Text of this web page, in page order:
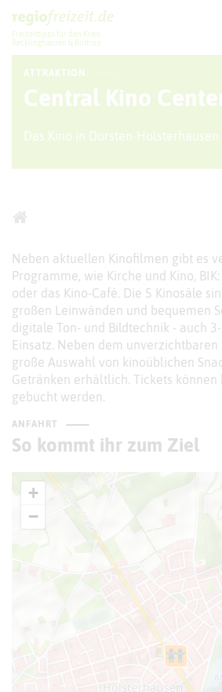
Freizeittipps für den Kreis
Recklinghausen & Bottrop
ATTRAKTION
Central Kino
Das Kino in Dorsten-Holsterhausen
Neben aktuellen Kinofilmen gibt es
Programme, wie Kirche und Kino,
oder das Kino-Café. Die 5 Kinosäle
großen Leinwänden und bequemen
digitale Ton- und Bildtechnik - auch
Einsatz. Neben dem unverzichtbaren
große Auswahl von kinoüblichen
Getränken erhältlich. Tickets
gebucht werden.
ANFAHRT
So kommt ihr zum Ziel
+
−